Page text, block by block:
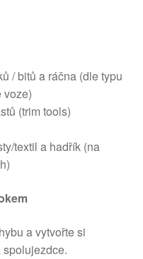
/ bitů a ráčna (dle typu
voze)
(trim tools)
textil a hadřík (na
a vytvořte si